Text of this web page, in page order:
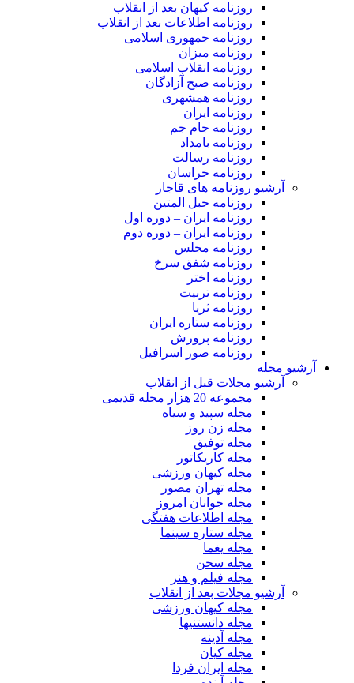
روزنامه کیهان بعد از انقلاب
روزنامه اطلاعات بعد از انقلاب
روزنامه جمهوری اسلامی
روزنامه میزان
روزنامه انقلاب اسلامی
روزنامه صبح آزادگان
روزنامه همشهری
روزنامه ایران
روزنامه جام جم
روزنامه بامداد
روزنامه رسالت
روزنامه خراسان
آرشیو روزنامه های قاجار
روزنامه حبل المتین
روزنامه ایران – دوره اول
روزنامه ایران – دوره دوم
روزنامه مجلس
روزنامه شفق سرخ
روزنامه اختر
روزنامه تربیت
روزنامه ثریا
روزنامه ستاره ایران
روزنامه پرورش
روزنامه صور اسرافیل
آرشیو مجله
آرشیو مجلات قبل از انقلاب
مجموعه 20 هزار مجله قدیمی
مجله سپید و سیاه
مجله زن روز
مجله توفیق
مجله کاریکاتور
مجله کیهان ورزشی
مجله تهران مصور
مجله جوانان امروز
مجله اطلاعات هفتگی
مجله ستاره سینما
مجله یغما
مجله سخن
مجله فیلم و هنر
آرشیو مجلات بعد از انقلاب
مجله کیهان ورزشی
مجله دانستنیها
مجله آدینه
مجله کیان
مجله ایران فردا